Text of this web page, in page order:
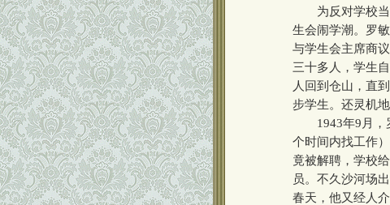
为反对学校当
生会闹学潮。罗
与学生会主席商
三十多人，学生
人回到仓山，直
步学生。还灵机
1943年9月，罗
个时间内找工作
竟被解聘，学校
员。不久沙河场
春天，他又经人